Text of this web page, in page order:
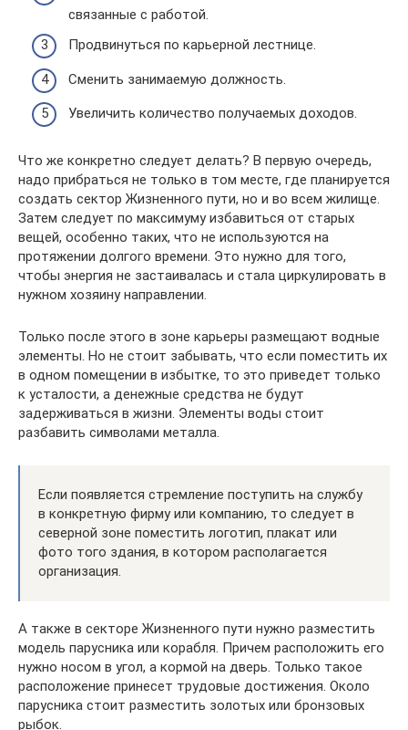
связанные с работой.
Продвинуться по карьерной лестнице.
Сменить занимаемую должность.
Увеличить количество получаемых доходов.
Что же конкретно следует делать? В первую очередь,
надо прибраться не только в том месте, где планируется
создать сектор Жизненного пути, но и во всем жилище.
Затем следует по максимуму избавиться от старых
вещей, особенно таких, что не используются на
протяжении долгого времени. Это нужно для того,
чтобы энергия не застаивалась и стала циркулировать в
нужном хозяину направлении.
Только после этого в зоне карьеры размещают водные
элементы. Но не стоит забывать, что если поместить их
в одном помещении в избытке, то это приведет только
к усталости, а денежные средства не будут
задерживаться в жизни. Элементы воды стоит
разбавить символами металла.
Если появляется стремление поступить на службу
в конкретную фирму или компанию, то следует в
северной зоне поместить логотип, плакат или
фото того здания, в котором располагается
организация.
А также в секторе Жизненного пути нужно разместить
модель парусника или корабля. Причем расположить его
нужно носом в угол, а кормой на дверь. Только такое
расположение принесет трудовые достижения. Около
парусника стоит разместить золотых или бронзовых
рыбок.